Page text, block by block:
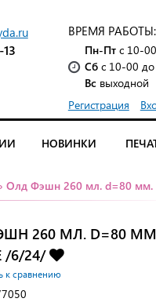
ВРЕМЯ РАБОТЫ:
Пн-Птс 10-
Сбс 10-00
Вс выходной
Регистрация
НОВИНКИ
Олд Фэшн 260 мл. d=80 мм.
260 МЛ. D=80
/6/24/
к сравнению